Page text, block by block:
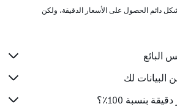
البيانات لك
بنسبة 100٪؟